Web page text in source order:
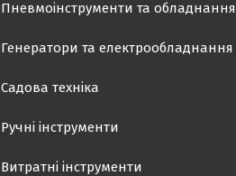
Пневмоінструменти та обладнання
Генератори та електрообладнання
Садова техніка
Ручні інструменти
Витратні інструменти